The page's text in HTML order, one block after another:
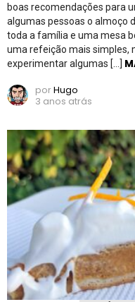
boas recomendações para
algumas pessoas o almoço
toda a família e uma mesa
uma refeição mais simples,
experimentar algumas […]
porHugo
3 anos atrás